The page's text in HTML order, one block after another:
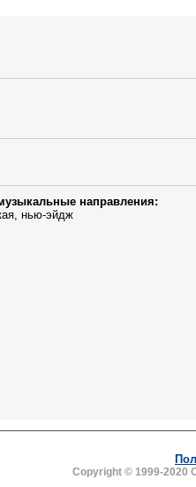
направления:
нью-эйдж
Copyright © 1999-2020